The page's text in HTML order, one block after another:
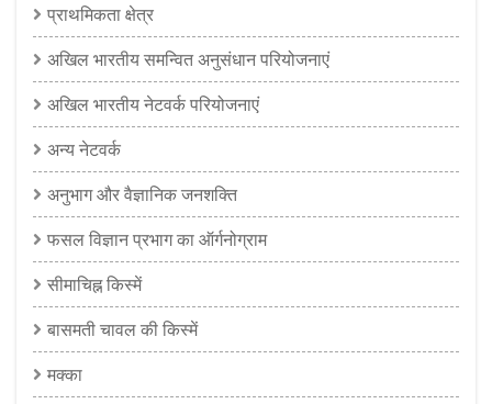
प्राथमिकता क्षेत्र
अखिल भारतीय समन्वित अनुसंधान परियोजनाएं
अखिल भारतीय नेटवर्क परियोजनाएं
अन्य नेटवर्क
अनुभाग और वैज्ञानिक जनशक्ति
फसल विज्ञान प्रभाग का ऑर्गनोग्राम
सीमाचिह्न किस्में
बासमती चावल की किस्में
मक्का